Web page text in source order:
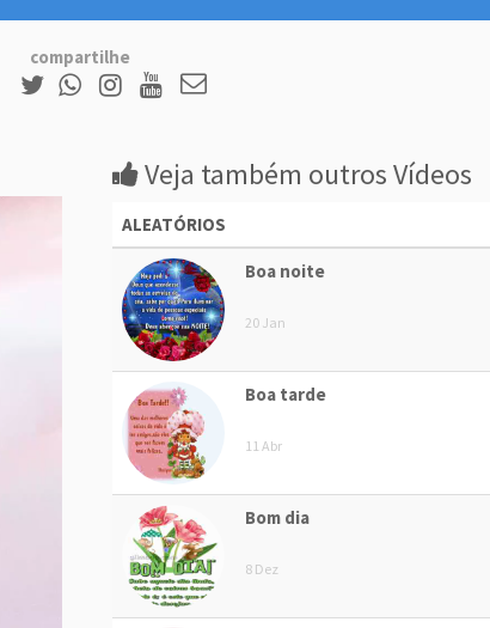
compartilhe
Veja também outros Vídeos
ALEATÓRIOS
Boa noite
20 Jan
Boa tarde
11 Abr
Bom dia
8 Dez